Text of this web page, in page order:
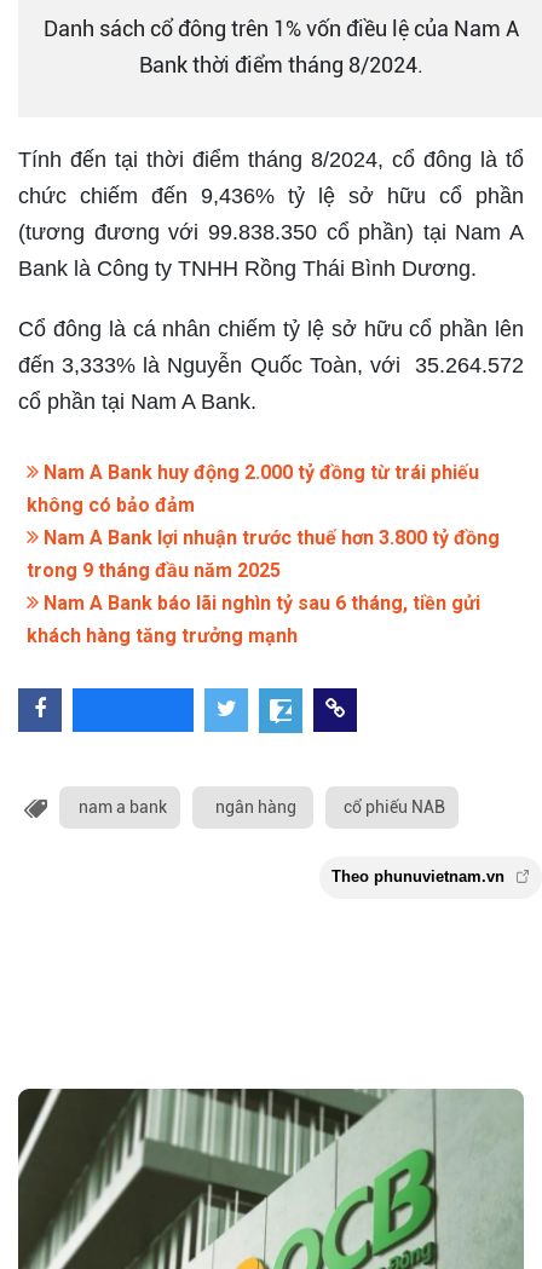
Danh sách cổ đông trên 1% vốn điều lệ của Nam A
Bank thời điểm tháng 8/2024.
Tính đến tại thời điểm tháng 8/2024, cổ đông là tổ
chức chiếm đến 9,436% tỷ lệ sở hữu cổ phần
(tương đương với 99.838.350 cổ phần) tại Nam A
Bank là Công ty TNHH Rồng Thái Bình Dương.
Cổ đông là cá nhân chiếm tỷ lệ sở hữu cổ phần lên
đến 3,333% là Nguyễn Quốc Toàn, với 35.264.572
cổ phần tại Nam A Bank.
Nam A Bank huy động 2.000 tỷ đồng từ trái phiếu
không có bảo đảm
Nam A Bank lợi nhuận trước thuế hơn 3.800 tỷ đồng
trong 9 tháng đầu năm 2025
Nam A Bank báo lãi nghìn tỷ sau 6 tháng, tiền gửi
khách hàng tăng trưởng mạnh
nam a bank ngân hàng cổ phiếu NAB
Theo